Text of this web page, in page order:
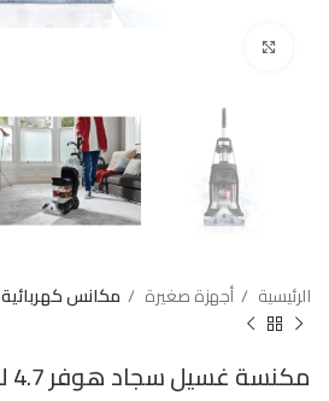
الرئيسية أجهزة صغيرة مكانس كهربائية
مكنسة غسيل سجاد هوفر 4.7 لتر 1200 واط اسود